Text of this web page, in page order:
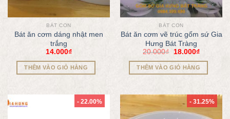
BÁT CON
Bát ăn cơm dáng nhật men
trắng
14.000₫
THÊM VÀO GIỎ HÀNG
BÁT CON
Bát ăn cơm vẽ trúc gốm sứ Gia
Hưng Bát Tràng
20.000₫ 18.000₫
THÊM VÀO GIỎ HÀNG
- 22.00% - 31.25%